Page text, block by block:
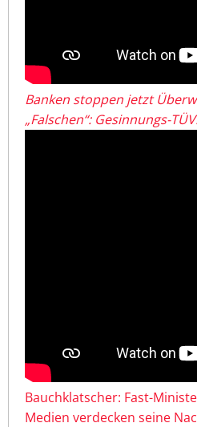
Banken stoppen jetzt
„Falschen“: Gesinnungs-
Bauchklatscher: Fast-
Medien verdecken seine